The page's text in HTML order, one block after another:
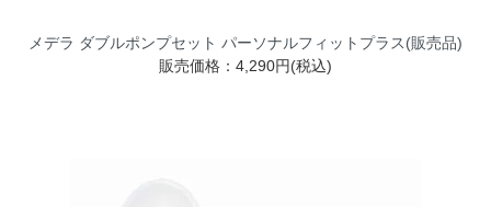
メデラ ダブルポンプセット パーソナルフィットプラス(販売品)
販売価格：4,290円(税込)